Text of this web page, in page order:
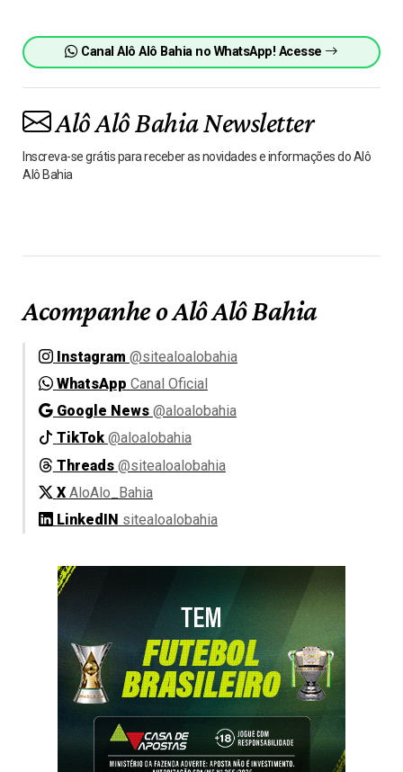
Canal Alô Alô Bahia no WhatsApp! Acesse
Alô Alô Bahia Newsletter
Inscreva-se grátis para receber as novidades e informações do Alô
Alô Bahia
Acompanhe o Alô Alô Bahia
Instagram @sitealoalobahia
WhatsApp Canal Oficial
Google News @aloalobahia
TikTok @aloalobahia
Threads @sitealoalobahia
X AloAlo_Bahia
LinkedIN sitealoalobahia